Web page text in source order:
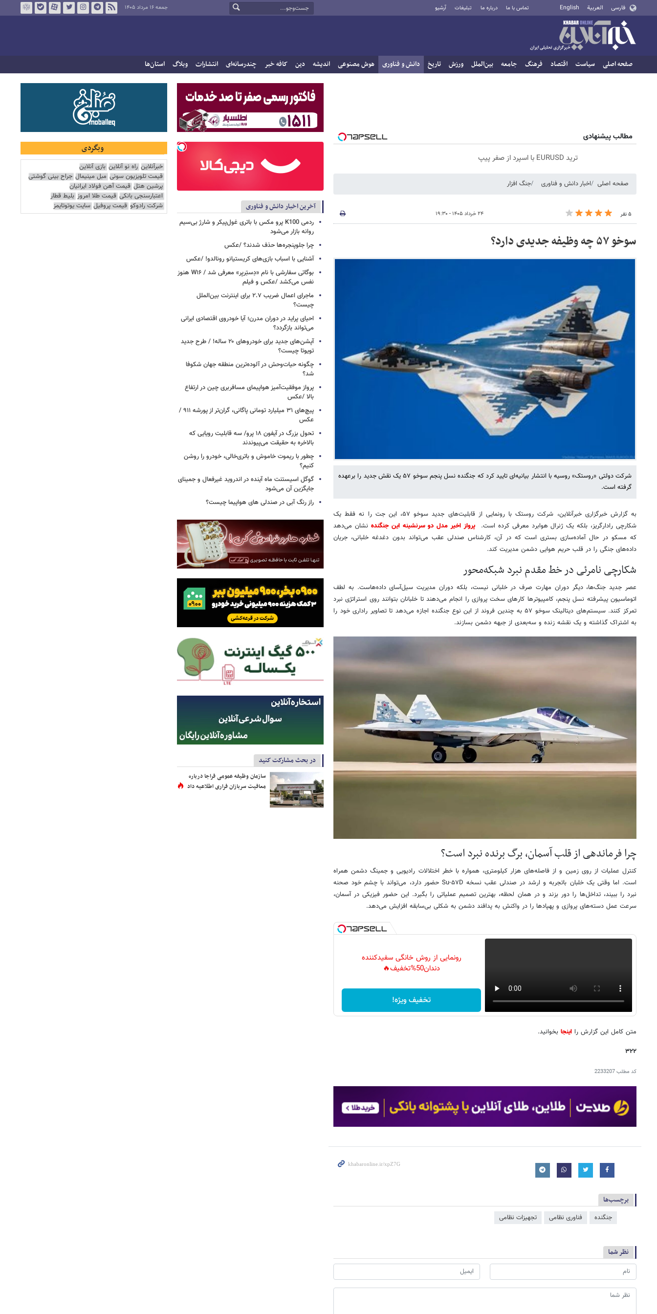
فارسی العربية English تماس با ما درباره ما تبلیغات آرشیو جمعه ۱۶ مرداد ۱۴۰۵
صفحه اصلی سیاست اقتصاد فرهنگ جامعه بین‌الملل ورزش تاریخ دانش و فناوری هوش مصنوعی اندیشه دین کافه خبر چندرسانه‌ای انتشارات وبلاگ استان‌ها
مطالب پیشنهادی
ترید EURUSD با اسپرد از صفر پیپ
صفحه اصلی اخبار دانش و فناوری جنگ افزار
۵ نفر ۲۴ خرداد ۱۴۰۵ - ۱۹:۳۰
سوخو ۵۷ چه وظیفه جدیدی دارد؟
شرکت دولتی «روستک» روسیه با انتشار بیانیه‌ای تایید کرد که جنگنده نسل پنجم سوخو ۵۷ یک نقش جدید را برعهده
گرفته است.
به گزارش خبرگزاری خبرآنلاین، شرکت روستک با رونمایی از قابلیت‌های جدید سوخو ۵۷، این جت را نه فقط یک
شکارچی رادارگریز، بلکه یک ژنرال هوابرد معرفی کرده است. پرواز اخیر مدل دو سرنشینه این جنگنده نشان می‌دهد
که مسکو در حال آماده‌سازی بستری است که در آن، کارشناس صندلی عقب می‌تواند بدون دغدغه خلبانی، جریان
داده‌های جنگی را در قلب حریم هوایی دشمن مدیریت کند.
شکارچی نامرئی در خط مقدم نبرد شبکه‌محور
عصر جدید جنگ‌ها، دیگر دوران مهارت صرف در خلبانی نیست، بلکه دوران مدیریت سیل‌آسای داده‌هاست. به لطف
اتوماسیون پیشرفته نسل پنجم، کامپیوترها کارهای سخت پروازی را انجام می‌دهند تا خلبانان بتوانند روی استراتژی نبرد
تمرکز کنند. سیستم‌های دیتالینک سوخو ۵۷ به چندین فروند از این نوع جنگنده اجازه می‌دهد تا تصاویر راداری خود را
به اشتراک گذاشته و یک نقشه زنده و سه‌بعدی از جبهه دشمن بسازند.
چرا فرماندهی از قلب آسمان، برگ برنده نبرد است؟
کنترل عملیات از روی زمین و از فاصله‌های هزار کیلومتری، همواره با خطر اختلالات رادیویی و جمینگ دشمن همراه
است. اما وقتی یک خلبان باتجربه و ارشد در صندلی عقب نسخه Su-۵۷D حضور دارد، می‌تواند با چشم خود صحنه
نبرد را ببیند، تداخل‌ها را دور بزند و در همان لحظه، بهترین تصمیم عملیاتی را بگیرد. این حضور فیزیکی در آسمان،
سرعت عمل دسته‌های پروازی و پهپادها را در واکنش به پدافند دشمن به شکلی بی‌سابقه افزایش می‌دهد.
رونمایی از روش خانگی سفیدکننده
دندان50%تخفیف🔥
تخفیف ویژه!
متن کامل این گزارش را اینجا بخوانید.
۳۲۲
کد مطلب2233207
برچسب‌ها
جنگنده فناوری نظامی تجهیزات نظامی
نظر شما
آخرین اخبار دانش و فناوری
ردمی K100 پرو مکس با باتری غول‌پیکر و شارژ بی‌سیم
روانه بازار می‌شود
چرا جلوپنجره‌ها حذف شدند؟ /عکس
آشنایی با اسباب‌ بازی‌های کریستیانو رونالدو! /عکس
بوگاتی سفارشی با نام «دِستِریِر» معرفی شد / W۱۶ هنوز
نفس می‌کشد /عکس و فیلم
ماجرای اعمال ضریب ۲.۷ برای اینترنت بین‌الملل
چیست؟
احیای پراید در دوران مدرن؛ آیا خودروی اقتصادی ایرانی
می‌تواند بازگردد؟
آپشن‌های جدید برای خودروهای ۲۰ ساله! / طرح جدید
تویوتا چیست؟
چگونه حیات‌وحش در آلوده‌ترین منطقه جهان شکوفا
شد؟
پرواز موفقیت‌آمیز هواپیمای مسافربری چین در ارتفاع
بالا /عکس
پیچ‌های ۳۱ میلیارد تومانی پاگانی، گران‌تر از پورشه ۹۱۱ /
عکس
تحول بزرگ در آیفون ۱۸ پرو/ سه قابلیت رویایی که
بالاخره به حقیقت می‌پیوندند
چطور با ریموت خاموش و باتری‌خالی، خودرو را روشن
کنیم؟
گوگل اسیستنت ماه آینده در اندروید غیرفعال و جمینای
جایگزین آن می‌شود
راز رنگ آبی در صندلی های هواپیما چیست؟
در بحث مشارکت کنید
سازمان وظیفه عمومی فراجا درباره
معافیت سربازان فراری اطلاعیه داد
وبگردی
خبرآنلاین راه نو آنلاین بازی آنلاین
قیمت تلویزیون سونی مبل مینیمال جراح بینی گوشتی
پرشین هتل قیمت آهن فولاد ایرانیان
اعتبارسنجی بانکی قیمت طلا امروز بلیط قطار
شرکت رادوکو قیمت پروفیل سایت یوتوتایمز